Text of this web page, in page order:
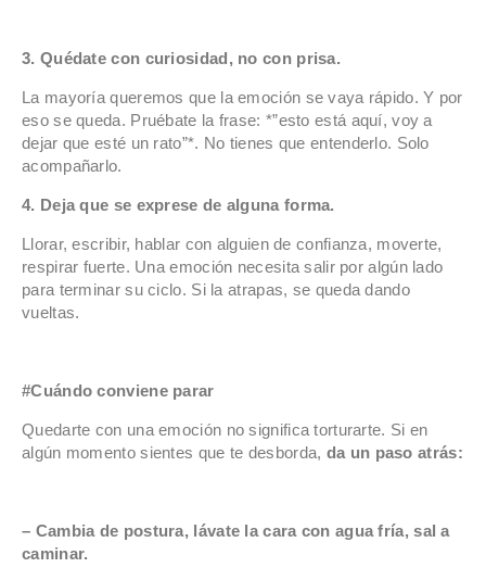
3. Quédate con curiosidad, no con prisa.
La mayoría queremos que la emoción se vaya rápido. Y por
eso se queda. Pruébate la frase: *”esto está aquí, voy a
dejar que esté un rato”*. No tienes que entenderlo. Solo
acompañarlo.
4. Deja que se exprese de alguna forma.
Llorar, escribir, hablar con alguien de confianza, moverte,
respirar fuerte. Una emoción necesita salir por algún lado
para terminar su ciclo. Si la atrapas, se queda dando
vueltas.
#Cuándo conviene parar
Quedarte con una emoción no significa torturarte. Si en
algún momento sientes que te desborda, da un paso atrás:
– Cambia de postura, lávate la cara con agua fría, sal a
caminar.